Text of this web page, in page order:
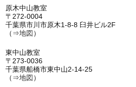
原木中山教室
〒272-0004
千葉県市川市原木1-8-8 臼井ビル2F
（⇒地図 ）
東中山教室
〒273-0036
千葉県船橋市東中山2-14-25
（⇒地図 ）